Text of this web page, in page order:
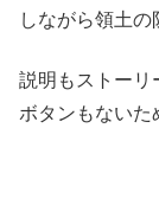
しながら領土の
説明もストーリ
ボタンもないた